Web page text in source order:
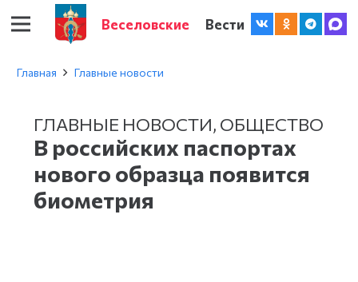
Веселовские Вести
Главная Главные новости
ГЛАВНЫЕ НОВОСТИ, ОБЩЕСТВО
В российских паспортах
нового образца появится
биометрия